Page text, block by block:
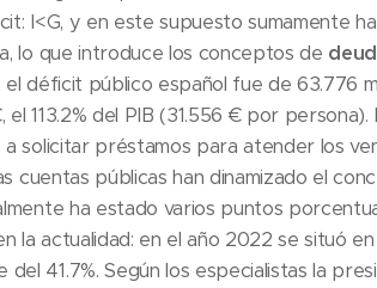
I<G, y en este supuesto sumamente
lo que introduce los conceptos de
déficit público español fue de 63.776
el 113.2% del PIB (31.556 € por
solicitar préstamos para atender los
cuentas públicas han dinamizado el
ha estado varios puntos
la actualidad: en el año 2022 se situó
41.7%. Según los especialistas la